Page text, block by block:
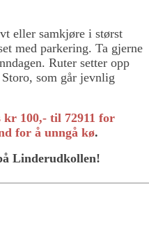
eller samkjøre i størst
med parkering. Ta gjerne
Ruter setter opp
som går jevnlig
kr 100,- til 72911 for
for å unngå kø.
Linderudkollen!